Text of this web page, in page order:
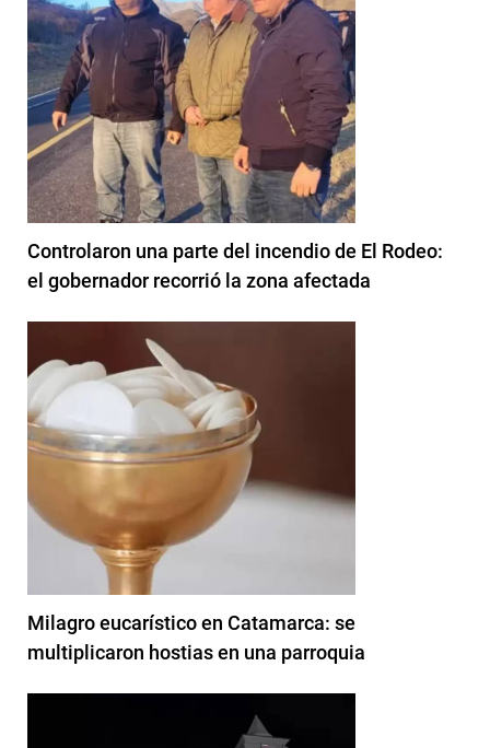
Controlaron una parte del incendio de El Rodeo:
el gobernador recorrió la zona afectada
Milagro eucarístico en Catamarca: se
multiplicaron hostias en una parroquia